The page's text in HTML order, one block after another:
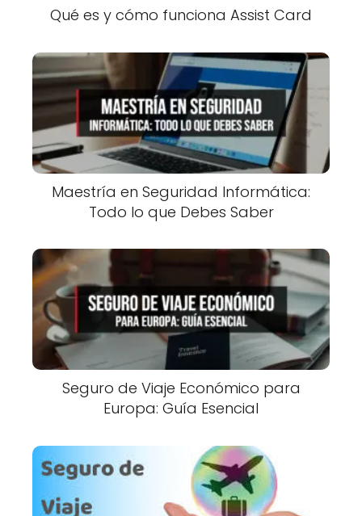
Qué es y cómo funciona Assist Card
Maestría en Seguridad Informática:
Todo lo que Debes Saber
Seguro de Viaje Económico para
Europa: Guía Esencial